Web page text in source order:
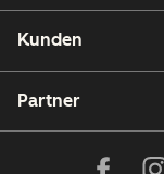
Kunden
Partner